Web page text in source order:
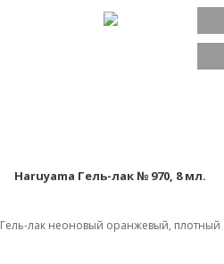
Haruyama Гель-лак № 970, 8 мл.
Гель-лак неоновый оранжевый, плотный